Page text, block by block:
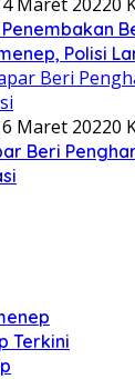
Polisi
Maret 20220
Beri
Terkini